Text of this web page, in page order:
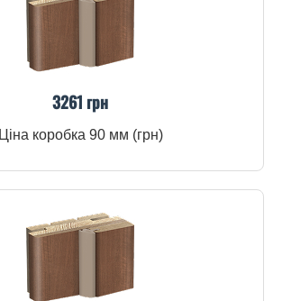
3261 грн
Ціна коробка 90 мм (грн)